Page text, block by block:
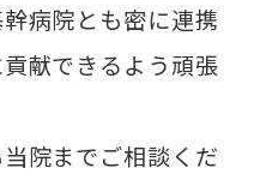
病院とも密に連携
献できるよう頑張
院までご相談くだ